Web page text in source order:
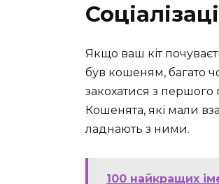
Якщо ваш кіт
був кошеням, багато
закохатися з
Кошенята, які мали
ладнають з ними.
100 найкращих